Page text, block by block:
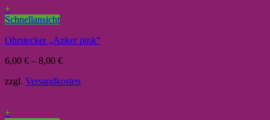
+
Schnellansicht
Ohrstecker „Anker pink“
6,00 € – 8,00 €
zzgl. Versandkosten
+